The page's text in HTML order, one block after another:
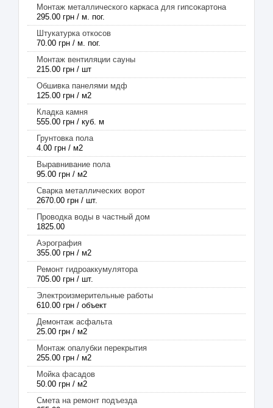
Монтаж металлического каркаса для гипсокартона
295.00 грн / м. пог.
Штукатурка откосов
70.00 грн / м. пог.
Монтаж вентиляции сауны
215.00 грн / шт
Обшивка панелями мдф
125.00 грн / м2
Кладка камня
555.00 грн / куб. м
Грунтовка пола
4.00 грн / м2
Выравнивание пола
95.00 грн / м2
Сварка металлических ворот
2670.00 грн / шт.
Проводка воды в частный дом
1825.00
Аэрография
355.00 грн / м2
Ремонт гидроаккумулятора
705.00 грн / шт.
Электроизмерительные работы
610.00 грн / объект
Демонтаж асфальта
25.00 грн / м2
Монтаж опалубки перекрытия
255.00 грн / м2
Мойка фасадов
50.00 грн / м2
Смета на ремонт подъезда